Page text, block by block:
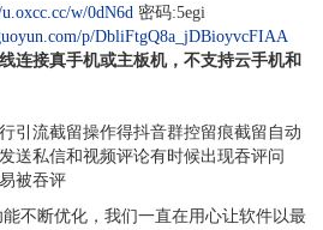
w/0dN6d 密码:5egi
p/DbliFtgQ8a_jDBioyvcFIAA
连接真手机或主板机，不支持云手机和
引流截留操作得抖音群控留痕截留自动
送私信和视频评论有时候出现吞评问
被吞评
不断优化，我们一直在用心让软件以最